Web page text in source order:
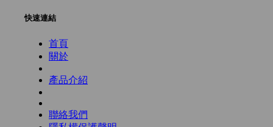
快速連結
首頁
關於
產品介紹
聯絡我們